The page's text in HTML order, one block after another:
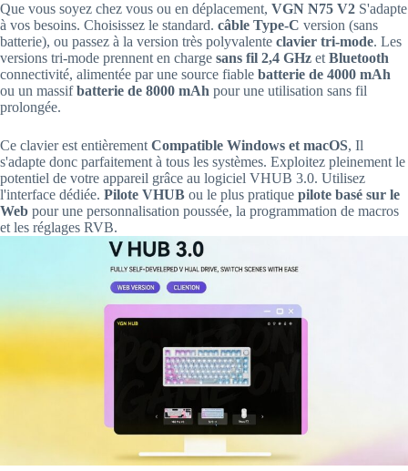
Que vous soyez chez vous ou en déplacement, VGN N75 V2 S'adapte
à vos besoins. Choisissez le standard. câble Type-C version (sans
batterie), ou passez à la version très polyvalente clavier tri-mode. Les
versions tri-mode prennent en charge sans fil 2,4 GHz et Bluetooth
connectivité, alimentée par une source fiable batterie de 4000 mAh
ou un massifbatterie de 8000 mAh pour une utilisation sans fil
prolongée.
Ce clavier est entièrement Compatible Windows et macOS, Il
s'adapte donc parfaitement à tous les systèmes. Exploitez pleinement le
potentiel de votre appareil grâce au logiciel VHUB 3.0. Utilisez
l'interface dédiée. Pilote VHUB ou le plus pratique pilote basé sur le
Web pour une personnalisation poussée, la programmation de macros
et les réglages RVB.